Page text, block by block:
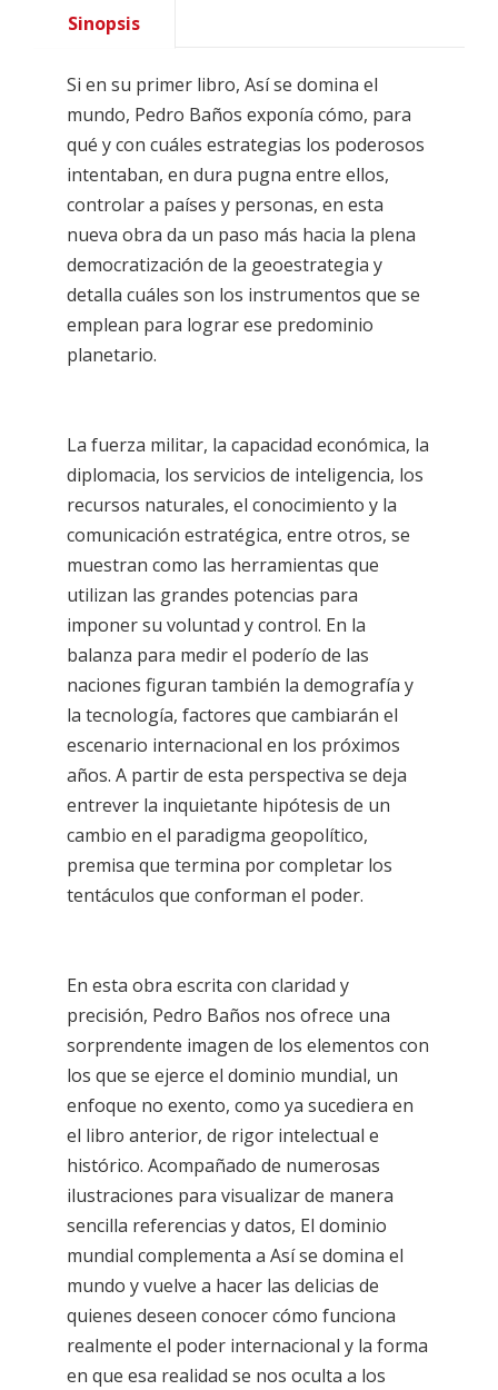
Sinopsis
Si en su primer libro, Así se domina el
mundo, Pedro Baños exponía cómo, para
qué y con cuáles estrategias los poderosos
intentaban, en dura pugna entre ellos,
controlar a países y personas, en esta
nueva obra da un paso más hacia la plena
democratización de la geoestrategia y
detalla cuáles son los instrumentos que se
emplean para lograr ese predominio
planetario.
La fuerza militar, la capacidad económica, la
diplomacia, los servicios de inteligencia, los
recursos naturales, el conocimiento y la
comunicación estratégica, entre otros, se
muestran como las herramientas que
utilizan las grandes potencias para
imponer su voluntad y control. En la
balanza para medir el poderío de las
naciones figuran también la demografía y
la tecnología, factores que cambiarán el
escenario internacional en los próximos
años. A partir de esta perspectiva se deja
entrever la inquietante hipótesis de un
cambio en el paradigma geopolítico,
premisa que termina por completar los
tentáculos que conforman el poder.
En esta obra escrita con claridad y
precisión, Pedro Baños nos ofrece una
sorprendente imagen de los elementos con
los que se ejerce el dominio mundial, un
enfoque no exento, como ya sucediera en
el libro anterior, de rigor intelectual e
histórico. Acompañado de numerosas
ilustraciones para visualizar de manera
sencilla referencias y datos, El dominio
mundial complementa a Así se domina el
mundo y vuelve a hacer las delicias de
quienes deseen conocer cómo funciona
realmente el poder internacional y la forma
en que esa realidad se nos oculta a los